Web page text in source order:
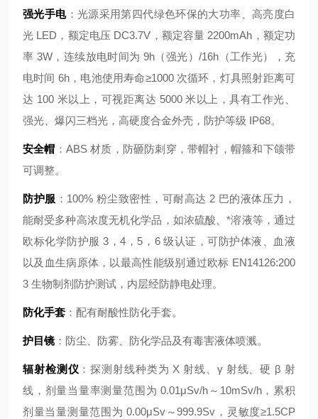
强光手电：光源采用第四代绿色环保的大功率、高亮度白
光 LED，额定电压 DC3.7V，额定容量 2200mAh，额定功
率 3W，连续放电时间为 9h（强光）/16h（工作光），充
电时间 6h，电池使用寿命≥1000 次循环，灯具照射距离可
达 100 米以上，可视距离达 5000 米以上，具有工作光、
强光、爆闪三档光，高硬度合金外壳，防护等级 IP68。
安全帽 ：ABS 材质，防砸防刺穿，带帽衬，帽箍和下颌带
可调整。
防护服 ：100% 粉尘致密性，可耐高达 2 巴的液体压力，
能耐受多种高浓度无机化学品，如浓硫酸、*溶液等，通过
欧标化学防护服 3，4，5，6 级认证，可防护体液、血液
以及血生病原体，以最高性能级别通过欧标 EN14126:200
3 生物制剂防护测试，内层经防静电处理。
防化手套 ：配有耐酸性防化手套。
护目镜：防尘、防雾、防化学品及有毒害液体喷溅。
辐射检测仪 ：探测射线种类为 X 射线、γ 射线、硬 β 射
线，剂量当量率测量范围为 0.01μSv/h～10mSv/h，累积
剂量当量测量范围为 0.00μSv～999.9Sv，灵敏度≥1.5CP